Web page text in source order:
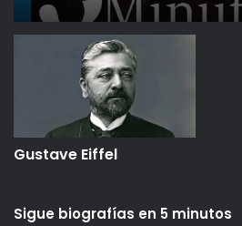
Gustave Eiffel
Sigue biografías en 5 minutos